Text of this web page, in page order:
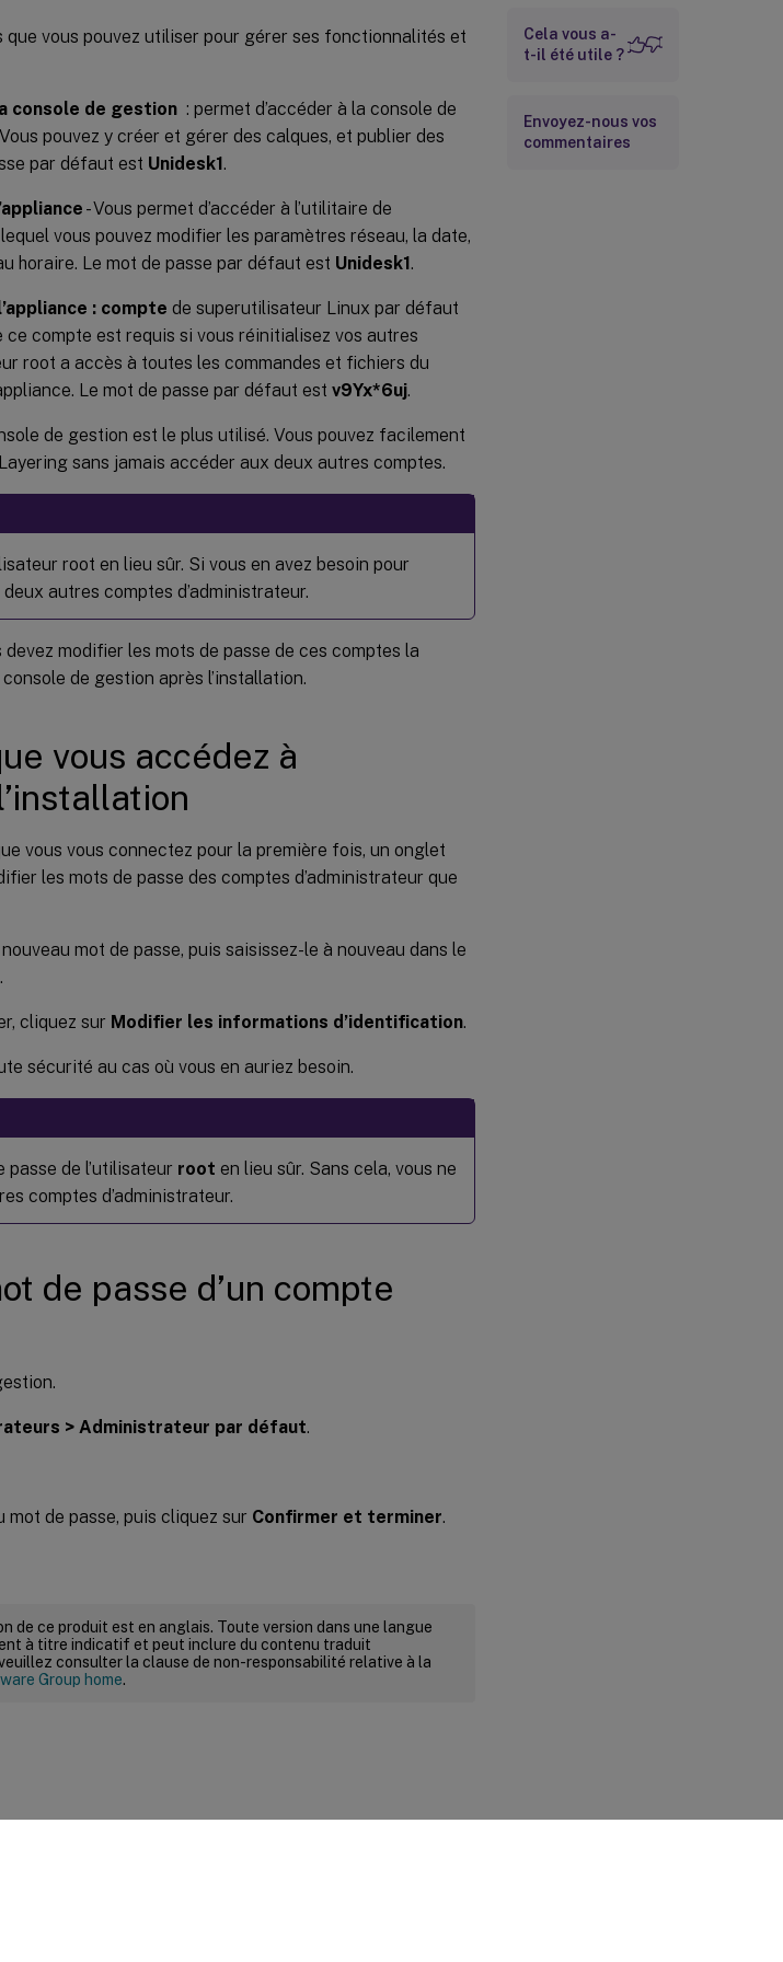
que vous pouvez utiliser pour gérer ses fonctionnalités et
console de gestion : permet d’accéder à la console de
pouvez y créer et gérer des calques, et publier des
par défaut est Unidesk1.
- Vous permet d’accéder à l’utilitaire de
vous pouvez modifier les paramètres réseau, la date,
horaire. Le mot de passe par défaut est Unidesk1.
: compte de superutilisateur Linux par défaut
ce compte est requis si vous réinitialisez vos autres
root a accès à toutes les commandes et fichiers du
Le mot de passe par défaut est v9Yx*6uj.
de gestion est le plus utilisé. Vous pouvez facilement
sans jamais accéder aux deux autres comptes.
root en lieu sûr. Si vous en avez besoin pour
autres comptes d’administrateur.
modifier les mots de passe de ces comptes la
de gestion après l’installation.
vous accédez à
vous vous connectez pour la première fois, un onglet
les mots de passe des comptes d’administrateur que
mot de passe, puis saisissez-le à nouveau dans le
cliquez sur Modifier les informations d’identification.
sécurité au cas où vous en auriez besoin.
de l’utilisateur root en lieu sûr. Sans cela, vous ne
comptes d’administrateur.
de passe d’un compte
> Administrateur par défaut.
de passe, puis cliquez sur Confirmer et terminer.
de ce produit est en anglais. Toute version dans une langue
à titre indicatif et peut inclure du contenu traduit
consulter la clause de non-responsabilité relative à la
Group home.
Cela vous a-
t-il été utile ?
Envoyez-nous vos
commentaires